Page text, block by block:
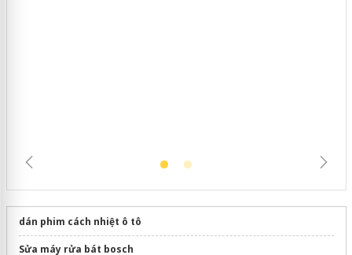
dán phim cách nhiệt ô tô
Sửa máy rửa bát bosch